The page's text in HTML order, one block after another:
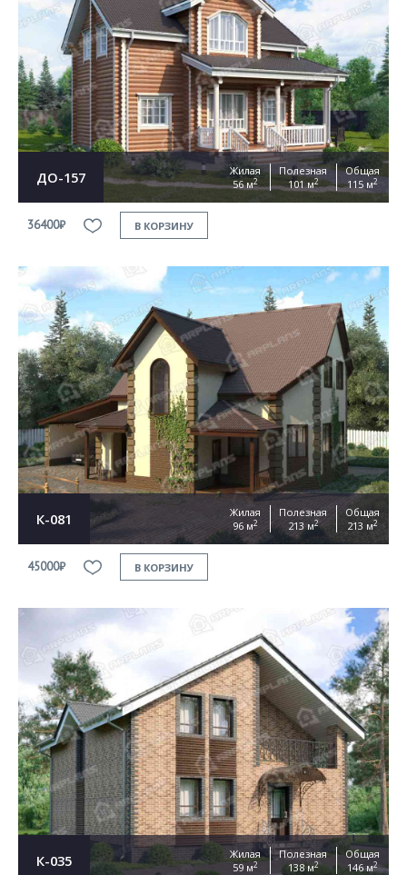
ДО-157
Жилая
56 м2
Полезная
101 м2
Общая
115 м2
36400₽ В КОРЗИНУ
К-081
Жилая
96 м2
Полезная
213 м2
Общая
213 м2
45000₽ В КОРЗИНУ
К-035
Жилая
59 м2
Полезная
138 м2
Общая
146 м2